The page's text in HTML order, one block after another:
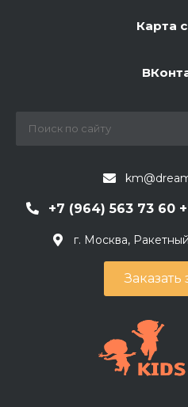
Карта
+7 (964) 563 73 60
г. Москва,
Заказать